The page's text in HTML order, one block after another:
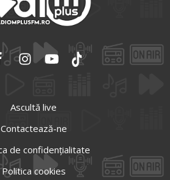
Ascultă live
Contactează-ne
de confidențialitate
Politica cookies